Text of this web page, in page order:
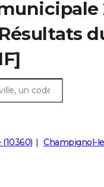
Champignol-